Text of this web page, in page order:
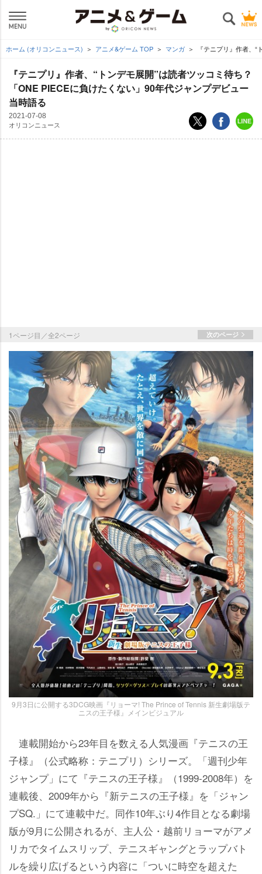
ホーム (オリコンニュース) アニメ&ゲーム TOP マンガ 『テニプリ』作者、
『テニプリ』作者、“トンデモ展開”は読者ツッコミ待ち？
「ONE PIECEに負けたくない」90年代ジャンプデビュー
当時語る
2021-07-08
オリコンニュース
1ページ目／全2ページ 次のページ
9月3日に公開する3DCG映画『リョーマ! The Prince of Tennis 新生劇場版テ
ニスの王子様』メインビジュアル
連載開始から23年目を数える人気漫画『テニスの王
子様』（公式略称：テニプリ）シリーズ。「週刊少年
ジャンプ」にて『テニスの王子様』（1999-2008年）を
連載後、2009年から『新テニスの王子様』を「ジャン
プSQ.」にて連載中だ。同作10年ぶり4作目となる劇場
版が9月に公開されるが、主人公・越前リョーマがアメ
リカでタイムスリップ、テニスギャングとラップバト
ルを繰り広げるという内容に「ついに時空を超えた